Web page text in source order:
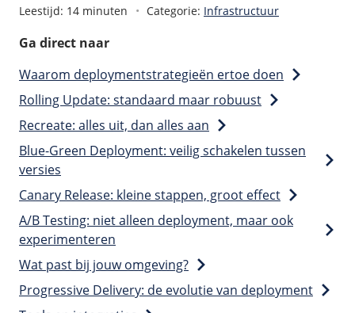
Domeinnaam registreren
Domeinnaam genereren
Meer domeinnamen
/Meest gekozen
.com domein
.eu domein
.be domein
E-mail
Website
Leestijd: 14 minuten
Categorie: Infrastructuur
Ga direct naar
Waarom deploymentstrategieën ertoe doen
Rolling Update: standaard maar robuust
Recreate: alles uit, dan alles aan
Blue-Green Deployment: veilig schakelen tussen
versies
Canary Release: kleine stappen, groot effect
A/B Testing: niet alleen deployment, maar ook
experimenteren
Wat past bij jouw omgeving?
Progressive Delivery: de evolutie van deployment